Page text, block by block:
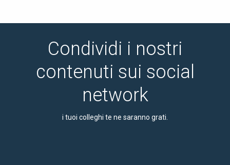
Condividi i nostri
contenuti sui social
network
i tuoi colleghi te ne saranno grati.